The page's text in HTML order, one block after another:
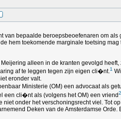
van bepaalde beroepsbeoefenaren om
hem toekomende marginale toetsing
alleen in de kranten gevolgd
af te leggen tegen zijn eigen cli�nt.1
eronder valt.
Ministerie (OM) een advocaat als
een cli�nt als (volgens het OM) een vriend2
niet onder het verschoningsrecht viel. Tot
Deken van de Amsterdamse